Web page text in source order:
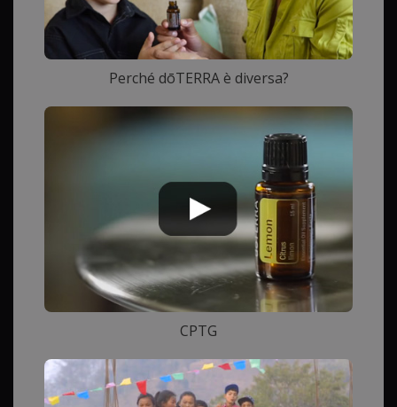
Perché dōTERRA è diversa?
CPTG